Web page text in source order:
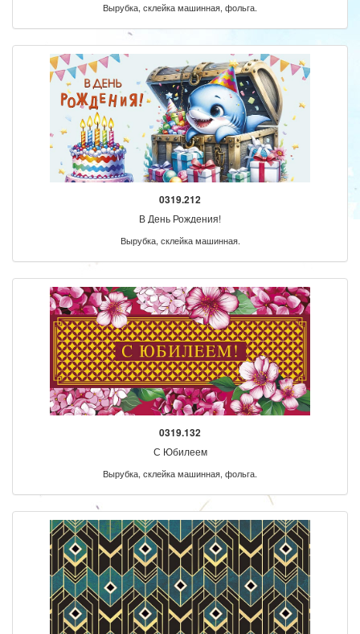
Вырубка, склейка машинная, фольга.
0319.212
В День Рождения!
Вырубка, склейка машинная.
0319.132
С Юбилеем
Вырубка, склейка машинная, фольга.